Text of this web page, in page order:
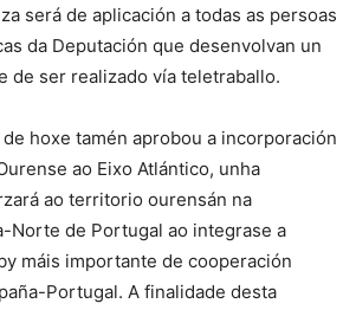
será de aplicación a todas as persoas
da Deputación que desenvolvan un
de ser realizado vía teletraballo.
hoxe tamén aprobou a incorporación
ao Eixo Atlántico, unha
ao territorio ourensán na
Norte de Portugal ao integrase a
máis importante de cooperación
Portugal. A finalidade desta